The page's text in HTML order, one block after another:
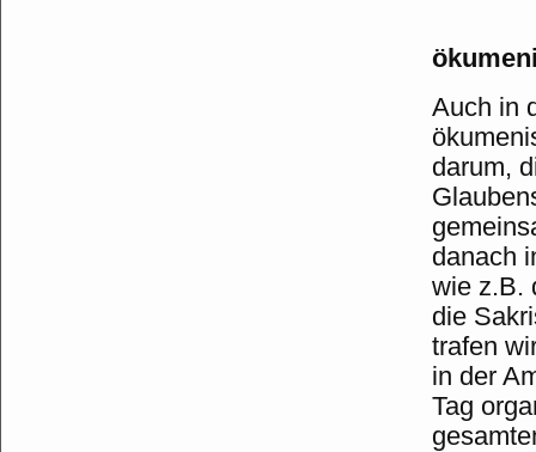
Auch in
darum,
danach
wie z.B.
die
trafen
in der
Tag